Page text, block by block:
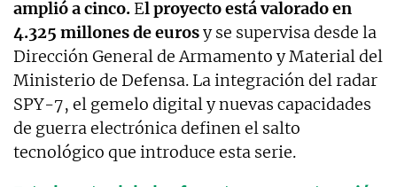
amplió a cinco. El proyecto está valorado en
4.325 millones de eurosy se supervisa desde la
Dirección General de Armamento y Material del
Ministerio de Defensa. La integración del radar
SPY-7, el gemelo digital y nuevas capacidades
de guerra electrónica definen el salto
tecnológico que introduce esta serie.